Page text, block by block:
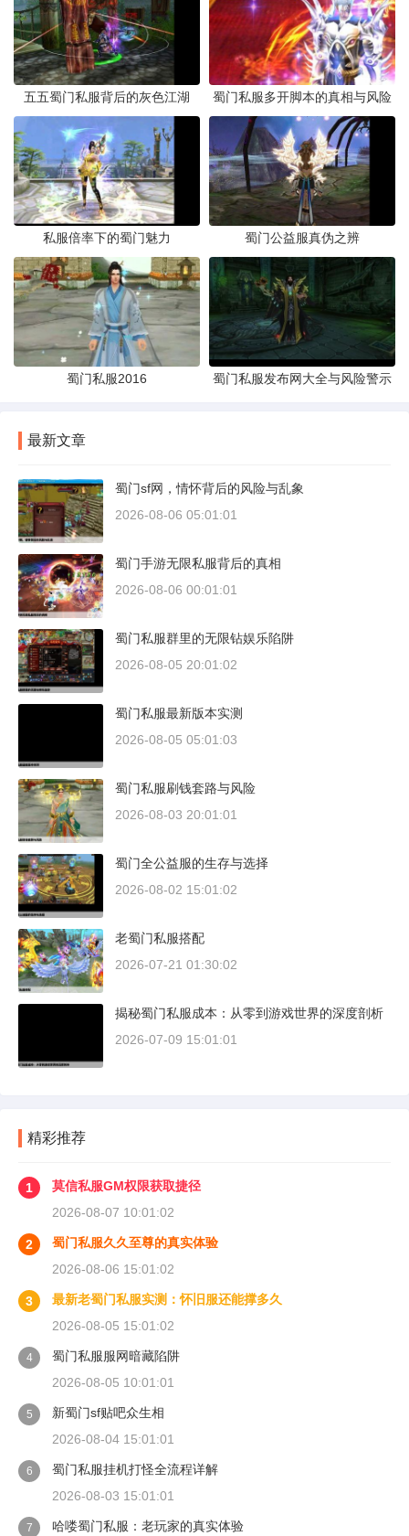
五五蜀门私服背后的灰色江湖 蜀门私服多开脚本的真相与风险
私服倍率下的蜀门魅力 蜀门公益服真伪之辨
蜀门私服2016 蜀门私服发布网大全与风险警示
最新文章
蜀门sf网，情怀背后的风险与乱象
2026-08-06 05:01:01
蜀门手游无限私服背后的真相
2026-08-06 00:01:01
蜀门私服群里的无限钻娱乐陷阱
2026-08-05 20:01:02
蜀门私服最新版本实测
2026-08-05 05:01:03
蜀门私服刷钱套路与风险
2026-08-03 20:01:01
蜀门全公益服的生存与选择
2026-08-02 15:01:02
老蜀门私服搭配
2026-07-21 01:30:02
揭秘蜀门私服成本：从零到游戏世界的深度剖析
2026-07-09 15:01:01
精彩推荐
1
莫信私服GM权限获取捷径
2026-08-07 10:01:02
2
蜀门私服久久至尊的真实体验
2026-08-06 15:01:02
3
最新老蜀门私服实测：怀旧服还能撑多久
2026-08-05 15:01:02
4
蜀门私服服网暗藏陷阱
2026-08-05 10:01:01
5
新蜀门sf贴吧众生相
2026-08-04 15:01:01
6
蜀门私服挂机打怪全流程详解
2026-08-03 15:01:01
7 哈喽蜀门私服：老玩家的真实体验